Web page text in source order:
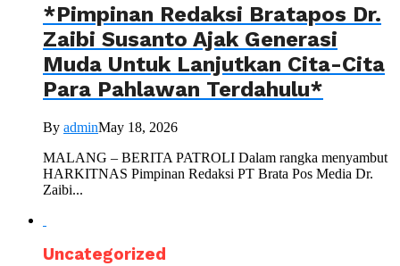
*Pimpinan Redaksi Bratapos Dr.
Zaibi Susanto Ajak Generasi
Muda Untuk Lanjutkan Cita-Cita
Para Pahlawan Terdahulu*
By adminMay 18, 2026
MALANG – BERITA PATROLI Dalam rangka menyambut
HARKITNAS Pimpinan Redaksi PT Brata Pos Media Dr.
Zaibi...
Uncategorized